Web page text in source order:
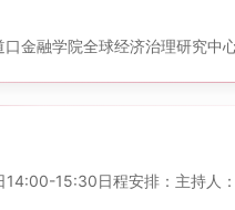
口金融学院全球经济治理研究
15:30 日程安排： 主持人